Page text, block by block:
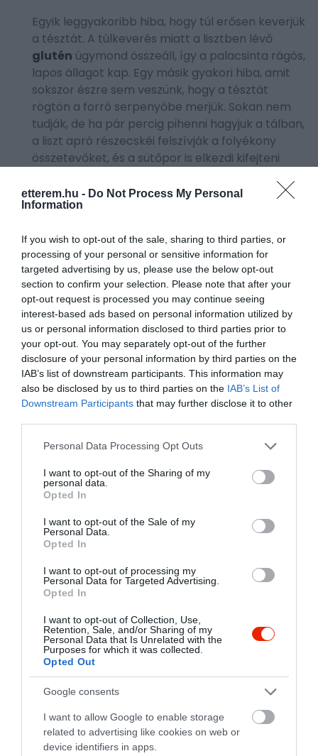
etterem.hu - Do Not Process My Personal
Information
If you wish to opt-out of the sale, sharing to third parties, or
processing of your personal or sensitive information for
targeted advertising by us, please use the below opt-out
section to confirm your selection. Please note that after your
opt-out request is processed you may continue seeing
interest-based ads based on personal information utilized by
us or personal information disclosed to third parties prior to
your opt-out. You may separately opt-out of the further
disclosure of your personal information by third parties on the
IAB’s list of downstream participants. This information may
also be disclosed by us to third parties on the IAB’s List of
Downstream Participants that may further disclose it to other
Please note that this website/app uses one or more Google
not limited to your visit or usage behaviour. You may click to
grant or deny consent to Google and its third-party tags to
use your data for below specified purposes in below Google
consent section.
Personal Data Processing Opt Outs
I want to opt-out of the Sharing of my
personal data.
Opted In
I want to opt-out of the Sale of my
Personal Data.
Opted In
I want to opt-out of processing my
Personal Data for Targeted Advertising.
Opted In
I want to opt-out of Collection, Use,
Retention, Sale, and/or Sharing of my
Personal Data that Is Unrelated with the
Purposes for which it was collected.
Opted Out
Google consents
I want to allow Google to enable storage
related to advertising like cookies on web or
device identifiers in apps.
KULCSSZAVAK
Egyik leggyakoribb hiba, hogy túl erősen keverjük
a tésztát. A túlkeverés miatt a lisztben lévő
glutén úgymond összeáll, így a palacsinta rágós,
lapos állagot kap. Egy másik gyakori hiba, amit
sokszor észre sem veszünk, hogy a tésztát
rögtön a forró serpenyőbe merjük. Sokan nem
tudják, de ha pár percig pihenni hagyjuk a tálban,
a liszt apró részecskéi felszívják a folyékony
összetevőket, és a sütőpor is elkezdi kifejteni
keletkeznek, amelyek légies, puha belsőt adnak a
palacsintáknak,
TIPPEK A SÜTÉSHEZ
Ha ropogós szélekre vágyunk, érdemes vas
egyenletesebben osztja el a hőt. Először süssük
meg az egyik oldalt, amíg aranyszínű nem lesz,
oldalát is. Maradékmentés céljából az el nem
fogyasztott darabokat könnyen ízletes
csirkével, felvágottal, zöldségekkel és sajttal, így
gyors snacket vagy teljes értékű fogást kapunk.
Képek forrása:Unsplash